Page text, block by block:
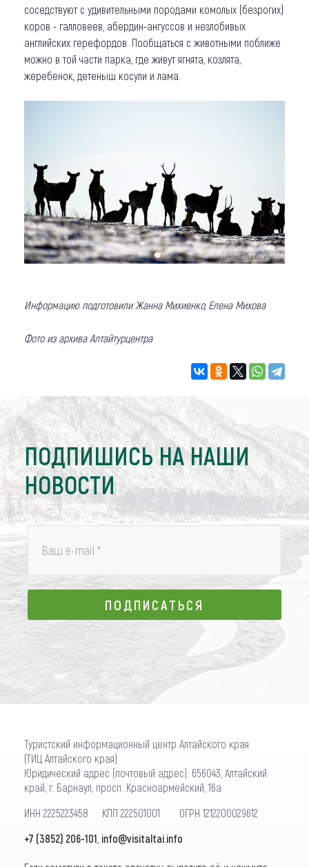
соседствуют с удивительными породами комолых (безрогих)
коров - галловеев, абердин-ангуссов и незлобивых
английских герефордов. Пообщаться с животными поближе
можно в той части парка, где живут ягнята, козлята,
жеребенок, детеныш косули и лама.
Информацию подготовили Жанна Михиенко, Елена Михова
Фото из архива Алтайтурцентра
ПОДПИШИСЬ НА НАШИ
НОВОСТИ
Ваш e-mail *
ПОДПИСАТЬСЯ
ПОДПИСАТЬСЯ
Туристский информационный центр Алтайского края
(ТИЦ Алтайского края)
Юридический адрес (почтовый адрес): 656043, Алтайский
край, г. Барнаул, просп. Красноармейский, 16а
ИНН 2225223458 КПП 222501001 ОГРН 1212200029612
+7 (3852) 206-101 info@visitaltai.info